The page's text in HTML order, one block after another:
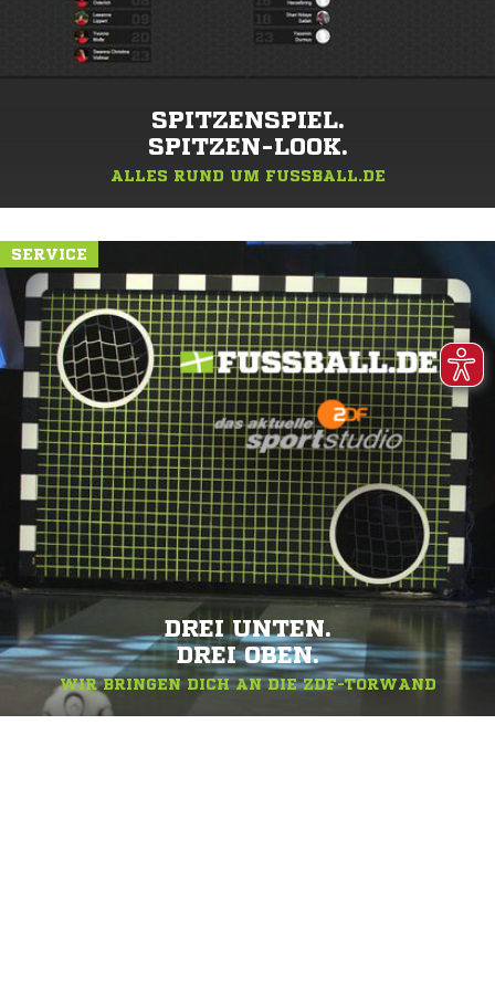
SPITZENSPIEL.
SPITZEN-LOOK.
ALLES RUND UM FUSSBALL.DE
SERVICE
DREI UNTEN.
DREI OBEN.
WIR BRINGEN DICH AN DIE ZDF-TORWAND